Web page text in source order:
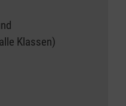
Klassen)